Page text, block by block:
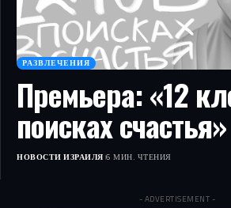
РАЗВЛЕЧЕНИЯ
Премьера: «12
поисках счастья»
НОВОСТИ ИЗРАИЛЯ 6 МИН. ЧТЕНИЯ
- ADVERTISEMENT -